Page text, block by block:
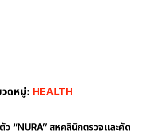
วดหมู่: HEALTH
ว “NURA” สหคลินิกตรวจและคัด